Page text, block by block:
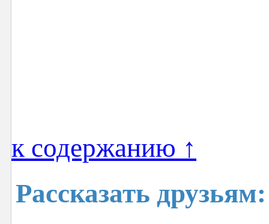
к содержанию ↑
Рассказать друзьям: